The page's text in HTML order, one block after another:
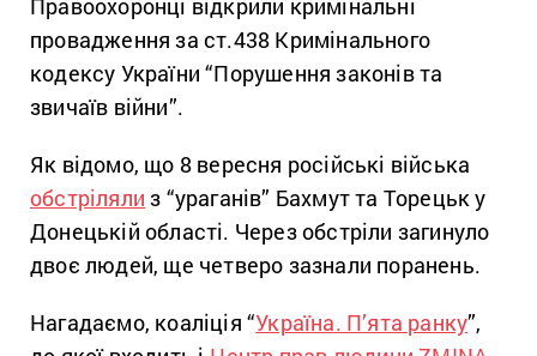
Правоохоронці відкрили кримінальні
провадження за ст.438 Кримінального
кодексу України “Порушення законів та
звичаїв війни”.
Як відомо, що 8 вересня російські війська
обстріляли з “ураганів” Бахмут та Торецьк у
Донецькій області. Через обстріли загинуло
двоє людей, ще четверо зазнали поранень.
Нагадаємо, коаліція “Україна. П’ята ранку”,